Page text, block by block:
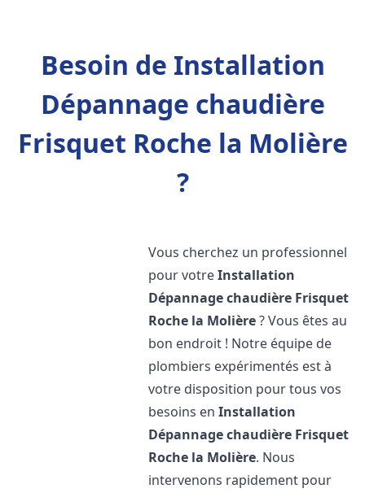
Besoin de Installation
Dépannage chaudière
Frisquet Roche la Molière
?
Vous cherchez un professionnel
pour votreInstallation
Dépannage chaudière Frisquet
Roche la Molière? Vous êtes au
bon endroit ! Notre équipe de
plombiers expérimentés est à
votre disposition pour tous vos
besoins enInstallation
Dépannage chaudière Frisquet
Roche la Molière. Nous
intervenons rapidement pour